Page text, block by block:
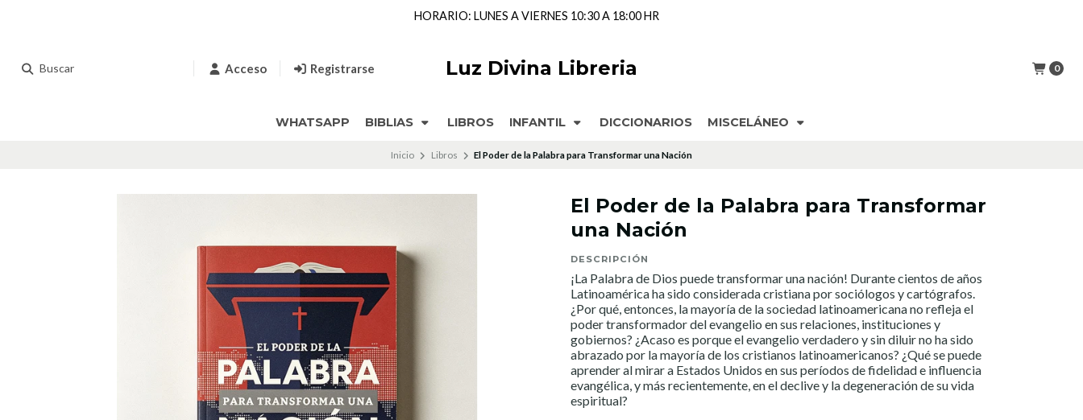
Acceso Registrarse Luz Divina Libreria 0
WHATSAPP BIBLIAS LIBROS INFANTIL DICCIONARIOS MISCELÁNEO
HORARIO: LUNES A VIERNES 10:30 A 18:00 HR
Inicio Libros El Poder de la Palabra para Transformar una Nación
El Poder de la Palabra para Transformar
una Nación
DESCRIPCIÓN
¡La Palabra de Dios puede transformar una nación! Durante cientos de años
Latinoamérica ha sido considerada cristiana por sociólogos y cartógrafos.
¿Por qué, entonces, la mayoría de la sociedad latinoamericana no refleja el
poder transformador del evangelio en sus relaciones, instituciones y
gobiernos? ¿Acaso es porque el evangelio verdadero y sin diluir no ha sido
abrazado por la mayoría de los cristianos latinoamericanos? ¿Qué se puede
aprender al mirar a Estados Unidos en sus períodos de fidelidad e influencia
evangélica, y más recientemente, en el declive y la degeneración de su vida
espiritual?